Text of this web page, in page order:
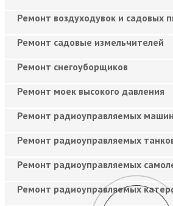
Ремонт воздуходувок и садовых
Ремонт садовые измельчителей
Ремонт снегоуборщиков
Ремонт моек высокого давления
Ремонт радиоуправляемых
Ремонт радиоуправляемых
Ремонт радиоуправляемых
Ремонт радиоуправляемых